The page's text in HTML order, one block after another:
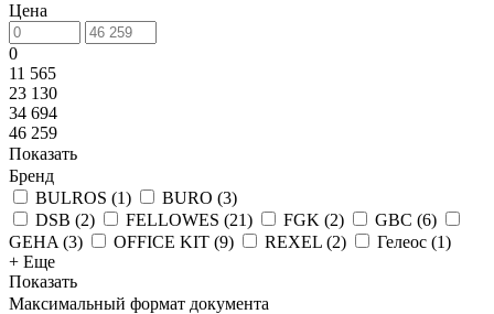
Цена
0
11 565
23 130
34 694
46 259
Показать
Бренд
BULROS (1) BURO (3)
DSB (2) FELLOWES (21) FGK (2) GBC (6)
GEHA (3) OFFICE KIT (9) REXEL (2) Гелеос (1)
+ Еще
Показать
Максимальный формат документа